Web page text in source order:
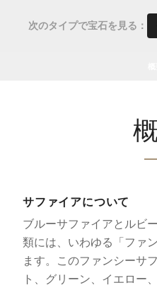
次のタイプで宝石を見る：
サファイアについて
ブルーサファイアとルビ
類には、いわゆる「ファ
ます。このファンシーサ
ト、グリーン、イエロー